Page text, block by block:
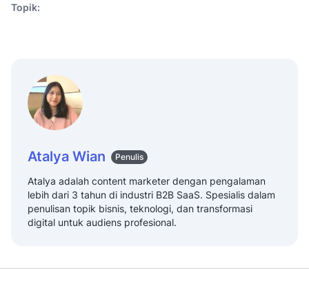
Topik:
Atalya Wian Penulis
Atalya adalah content marketer dengan pengalaman
lebih dari 3 tahun di industri B2B SaaS. Spesialis dalam
penulisan topik bisnis, teknologi, dan transformasi
digital untuk audiens profesional.